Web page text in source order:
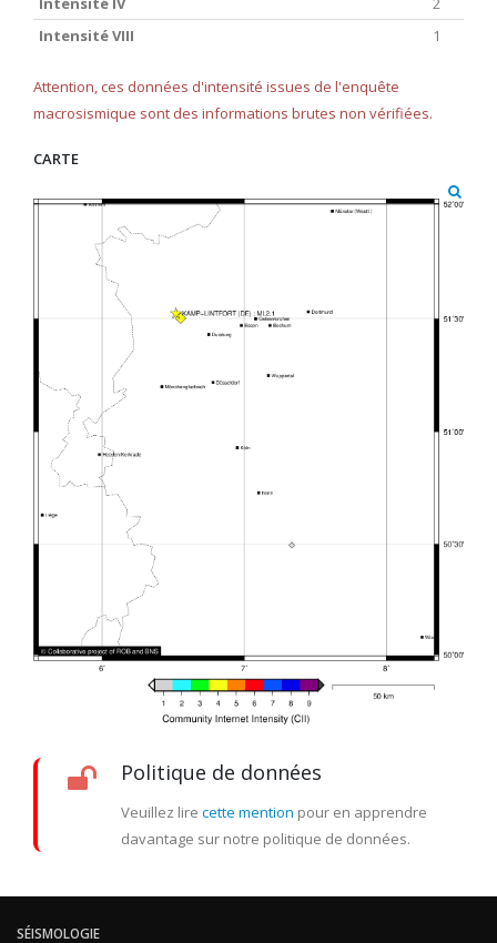
Intensité VIII
1
Attention, ces données d'intensité issues de l'enquête
macrosismique sont des informations brutes non vérifiées.
CARTE
Politique de données
Veuillez lire cette mention pour en apprendre
davantage sur notre politique de données.
SÉISMOLOGIE